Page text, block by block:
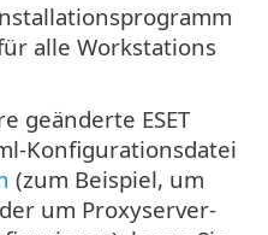
alle Workstations
geänderte ESET
Konfigurationsdatei
(zum Beispiel, um
um Proxyserver-